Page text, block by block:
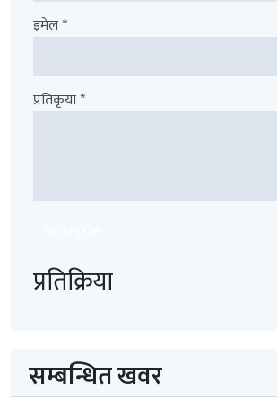
इमेल *
प्रतिकृया *
प्रतिक्रिया
सम्बन्धित खवर